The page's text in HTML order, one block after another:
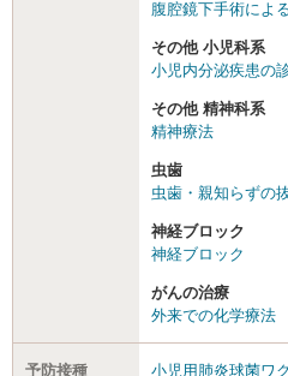
腹腔鏡下手術によ
その他 小児科系
小児内分泌疾患の
その他 精神科系
精神療法
虫歯
虫歯・親知らずの
神経ブロック
神経ブロック
がんの治療
外来での化学療法
予防接種 小児用肺炎球菌ワ